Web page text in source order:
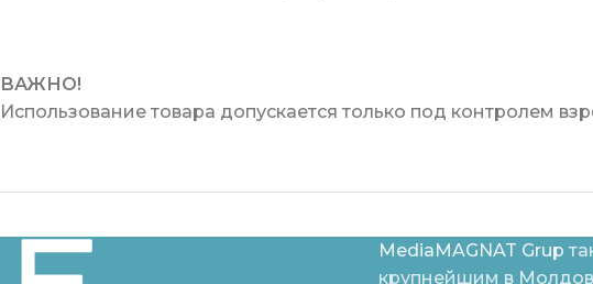
ВАЖНО!
Использование товара допускается только под контролем
MediaMAGNAT Grup
крупнейшим в